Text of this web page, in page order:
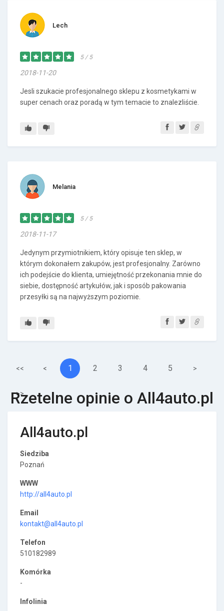
Lech
5 / 5
2018-11-20
Jesli szukacie profesjonalnego sklepu z kosmetykami w
super cenach oraz poradą w tym temacie to znalezliście.
Melania
5 / 5
2018-11-17
Jedynym przymiotnikiem, który opisuje ten sklep, w
którym dokonałem zakupów, jest profesjonalny. Zarówno
ich podejście do klienta, umiejętność przekonania mnie do
siebie, dostępność artykułów, jak i sposób pakowania
przesyłki są na najwyższym poziomie.
<< < 1 2 3 4 5 >
>>
Rzetelne opinie o All4auto.pl
All4auto.pl
Siedziba
Poznań
WWW
http://all4auto.pl
Email
kontakt@all4auto.pl
Telefon
510182989
Komórka
-
Infolinia